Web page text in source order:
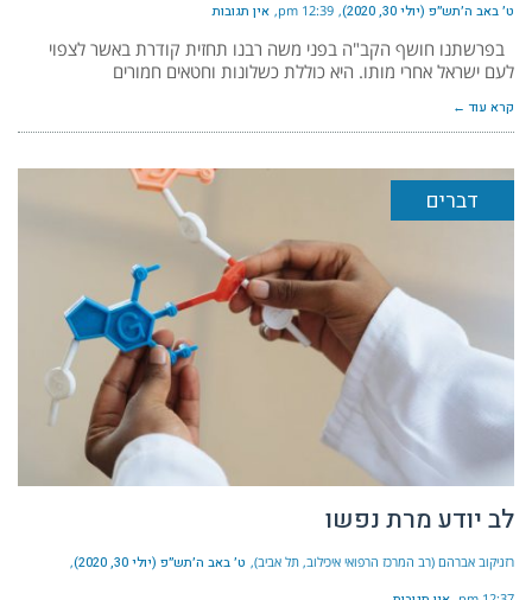
ט׳ באב ה׳תש״פ (יולי 30, 2020) 12:39 pm אין תגובות
בפרשתנו חושף הקב"ה בפני משה רבנו תחזית קודרת באשר לצפוי
לעם ישראל אחרי מותו. היא כוללת כשלונות וחטאים חמורים
קרא עוד ←
דברים
לב יודע מרת נפשו
רזניקוב אברהם (רב המרכז הרפואי איכילוב, תל אביב) ט׳ באב ה׳תש״פ (יולי 30, 2020)